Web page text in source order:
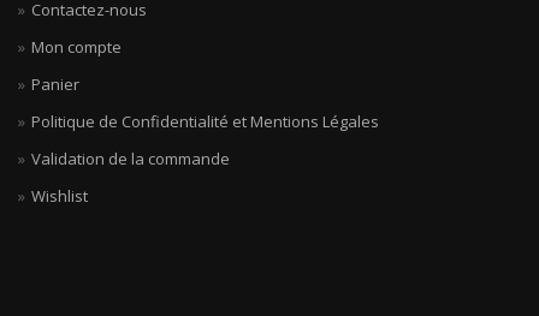
Contactez-nous
Mon compte
Panier
Politique de Confidentialité et Mentions Légales
Validation de la commande
Wishlist